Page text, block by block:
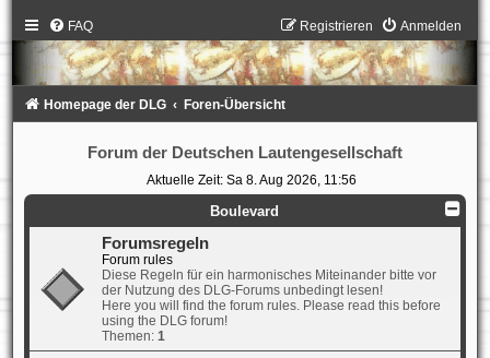
FAQ Anmelden
Registrieren
Homepage der DLG Foren-Übersicht
Forum der Deutschen Lautengesellschaft
Aktuelle Zeit: Sa 8. Aug 2026, 11:56
Boulevard
Forumsregeln
Forum rules
Diese Regeln für ein harmonisches Miteinander bitte vor
der Nutzung des DLG-Forums unbedingt lesen!
Here you will find the forum rules. Please read this before
using the DLG forum!
Themen: 1